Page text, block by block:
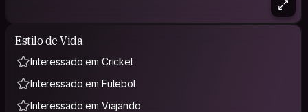
Estilo de Vida
Interessado em Cricket
Interessado em Futebol
Interessado em Viajando